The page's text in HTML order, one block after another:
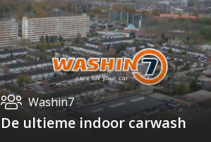
Washin7
De ultieme indoor carwash